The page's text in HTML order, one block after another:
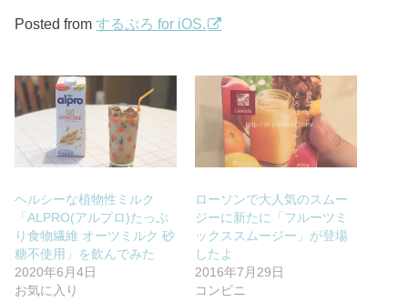
Posted fromするぷろ for iOS.
ヘルシーな植物性ミルク
「ALPRO(アルプロ)たっぷ
り食物繊維 オーツミルク 砂
糖不使用」を飲んでみた
2020年6月4日
お気に入り
ローソンで大人気のスムー
ジーに新たに「フルーツミ
ックススムージー」が登場
したよ
2016年7月29日
コンビニ